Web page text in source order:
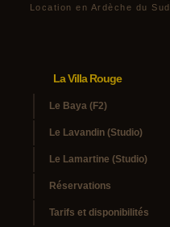
Location en Ardèche du Sud
La Villa Rouge
Le Baya (F2)
Le Lavandin (Studio)
Le Lamartine (Studio)
Réservations
Tarifs et disponibilités